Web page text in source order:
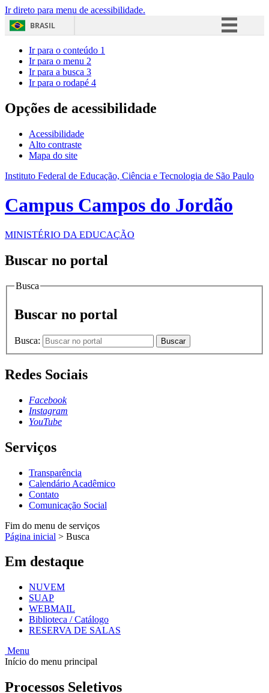
Ir direto para menu de acessibilidade.
BRASIL
Acesso à informação
Ir para o conteúdo 1
Ir para o menu 2
Ir para a busca 3
Ir para o rodapé 4
Opções de acessibilidade
Acessibilidade
Alto contraste
Mapa do site
Instituto Federal de Educação, Ciência e Tecnologia de São Paulo
Campus Campos do Jordão
MINISTÉRIO DA EDUCAÇÃO
Buscar no portal
Busca
Buscar no portal
Busca: Buscar
Redes Sociais
Facebook
Instagram
YouTube
Serviços
Transparência
Calendário Acadêmico
Contato
Comunicação Social
Fim do menu de serviços
Página inicial > Busca
Em destaque
NUVEM
SUAP
WEBMAIL
Biblioteca / Catálogo
RESERVA DE SALAS
Menu
Início do menu principal
Processos Seletivos